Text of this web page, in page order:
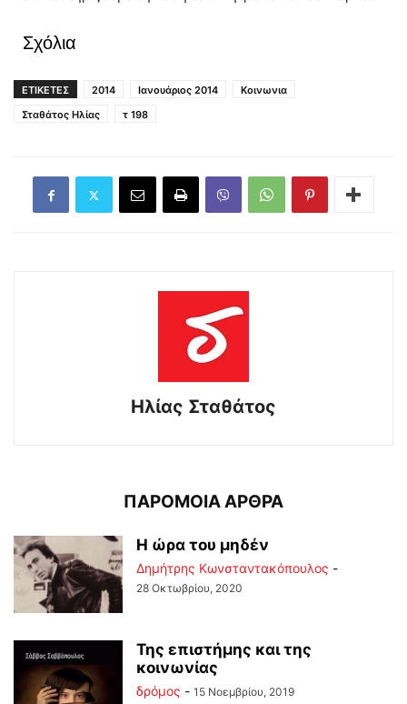
Σχόλια
ΕΤΙΚΕΤΕΣ 2014 Ιανουάριος 2014
Κοινωνια
Σταθάτος Ηλίας
τ 198
Ηλίας Σταθάτος
ΠΑΡΟΜΟΙΑ ΑΡΘΡΑ
Η ώρα του μηδέν
Δημήτρης Κωνσταντακόπουλος -
28 Οκτωβρίου, 2020
Της επιστήμης και της
κοινωνίας
δρόμος - 15 Νοεμβρίου, 2019